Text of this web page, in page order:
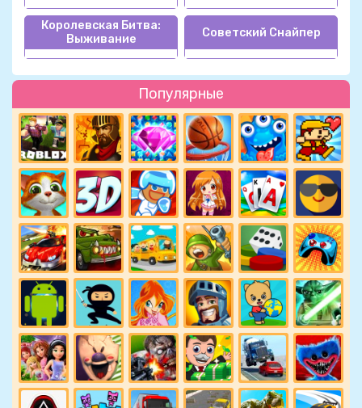
Популярные
Королевская Битва:
Выживание
Советский Снайпер